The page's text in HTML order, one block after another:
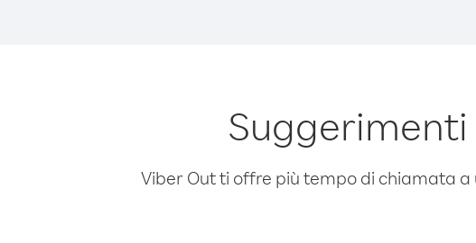
Viber Out ti offre più tempo di chiamata a